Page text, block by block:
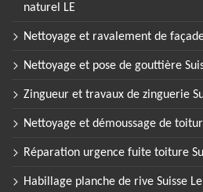
naturel LE
Nettoyage et ravalement de
Nettoyage et pose de gouttière
Zingueur et travaux de zinguerie
Nettoyage et démoussage de
Réparation urgence fuite toiture
Habillage planche de rive Suisse